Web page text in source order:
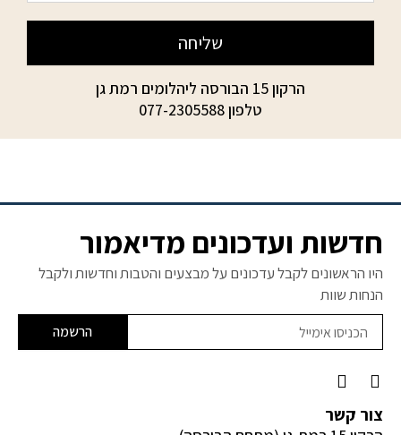
שליחה
הרקון 15 הבורסה ליהלומים רמת גן
טלפון077-2305588
חדשות ועדכונים מדיאמור
היו הראשונים לקבל עדכונים על מבצעים והטבות וחדשות ולקבל
הנחות שוות
הרשמה
F
a
c
e
I
n
s
t
צור קשר